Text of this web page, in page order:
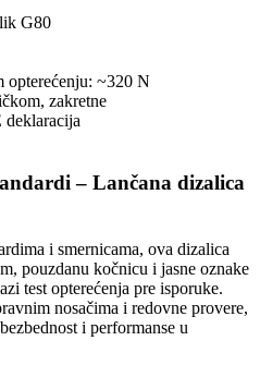
G80
opterećenju: ~320 N
zakretne
deklaracija
– Lančana dizalica
i smernicama, ova dizalica
pouzdanu kočnicu i jasne oznake
test opterećenja pre isporuke.
nosačima i redovne provere,
i performanse u